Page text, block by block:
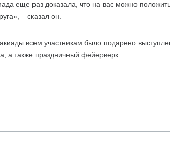
еще раз доказала, что на вас можно
– сказал он.
всем участникам было подарено
а также праздничный фейерверк.